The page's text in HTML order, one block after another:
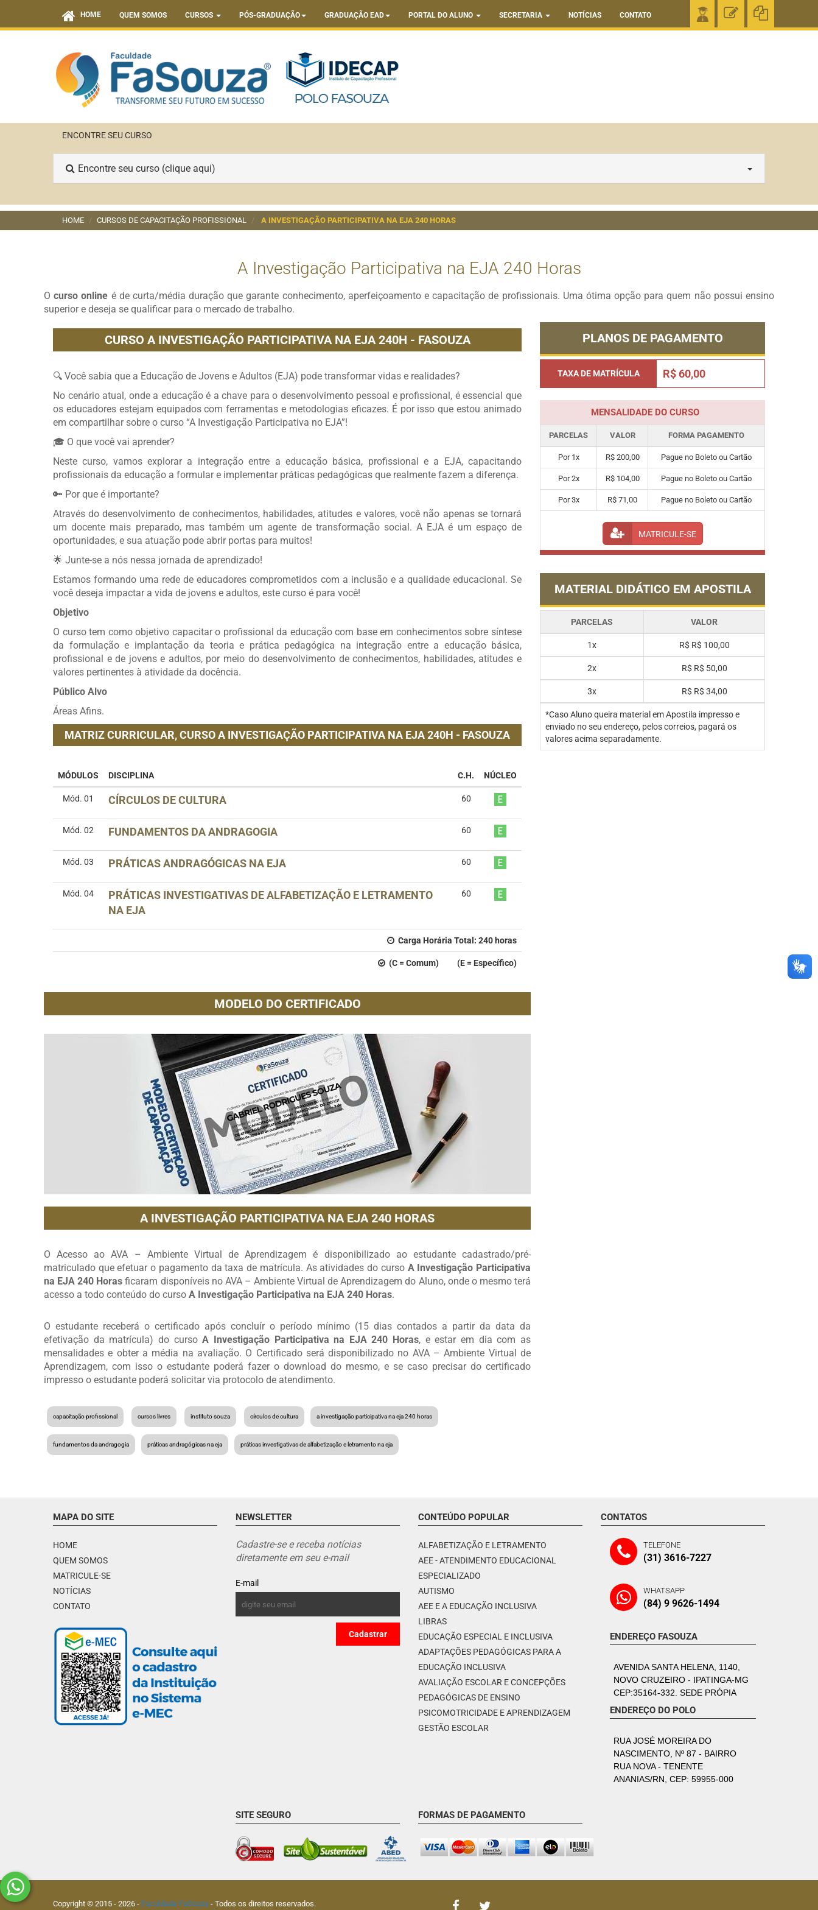
HOME QUEM SOMOS CURSOS PÓS-GRADUAÇÃO GRADUAÇÃO EAD PORTAL DO ALUNO SECRETARIA NOTÍCIAS CONTATO
ENCONTRE SEU CURSO
Encontre seu curso (clique aqui)
HOME CURSOS DE CAPACITAÇÃO PROFISSIONAL A INVESTIGAÇÃO PARTICIPATIVA NA EJA 240 HORAS
A Investigação Participativa na EJA 240 Horas
Ocurso online é de curta/média duração que garante conhecimento, aperfeiçoamento e capacitação de profissionais. Uma ótima opção para quem não possui ensino
superior e deseja se qualificar para o mercado de trabalho.
CURSO A INVESTIGAÇÃO PARTICIPATIVA NA EJA 240H - FASOUZA
🔍 Você sabia que a Educação de Jovens e Adultos (EJA) pode transformar vidas e realidades?
No cenário atual, onde a educação é a chave para o desenvolvimento pessoal e profissional, é essencial que
os educadores estejam equipados com ferramentas e metodologias eficazes. É por isso que estou animado
em compartilhar sobre o curso “A Investigação Participativa no EJA”!
🎓 O que você vai aprender?
Neste curso, vamos explorar a integração entre a educação básica, profissional e a EJA, capacitando
profissionais da educação a formular e implementar práticas pedagógicas que realmente fazem a diferença.
🔑 Por que é importante?
Através do desenvolvimento de conhecimentos, habilidades, atitudes e valores, você não apenas se tornará
um docente mais preparado, mas também um agente de transformação social. A EJA é um espaço de
oportunidades, e sua atuação pode abrir portas para muitos!
🌟 Junte-se a nós nessa jornada de aprendizado!
Estamos formando uma rede de educadores comprometidos com a inclusão e a qualidade educacional. Se
você deseja impactar a vida de jovens e adultos, este curso é para você!
Objetivo
O curso tem como objetivo capacitar o profissional da educação com base em conhecimentos sobre síntese
da formulação e implantação da teoria e prática pedagógica na integração entre a educação básica,
profissional e de jovens e adultos, por meio do desenvolvimento de conhecimentos, habilidades, atitudes e
valores pertinentes à atividade da docência.
Público Alvo
Áreas Afins.
MATRIZ CURRICULAR,CURSO A INVESTIGAÇÃO PARTICIPATIVA NA EJA 240H - FASOUZA
MÓDULOS DISCIPLINA C.H. NÚCLEO
Mód. 01 CÍRCULOS DE CULTURA 60
Mód. 02 FUNDAMENTOS DA ANDRAGOGIA 60
Mód. 03 PRÁTICAS ANDRAGÓGICAS NA EJA 60
Mód. 04
PRÁTICAS INVESTIGATIVAS DE ALFABETIZAÇÃO E LETRAMENTO
NA EJA
60
Carga Horária Total: 240 horas
(C = Comum) (E = Específico)
MODELO DO CERTIFICADO
A INVESTIGAÇÃO PARTICIPATIVA NA EJA 240 HORAS
O Acesso ao AVA – Ambiente Virtual de Aprendizagem é disponibilizado ao estudante cadastrado/pré-
matriculado que efetuar o pagamento da taxa de matrícula. As atividades do curso A Investigação Participativa
na EJA 240 Horas ficaram disponíveis no AVA – Ambiente Virtual de Aprendizagem do Aluno, onde o mesmo terá
acesso a todo conteúdo do curso A Investigação Participativa na EJA 240 Horas.
O estudante receberá o certificado após concluír o período mínimo (15 dias contados a partir da data da
efetivação da matrícula) do cursoA Investigação Participativa na EJA 240 Horas, e estar em dia com as
mensalidades e obter a média na avaliação. O Certificado será disponibilizado no AVA – Ambiente Virtual de
Aprendizagem, com isso o estudante poderá fazer o download do mesmo, e se caso precisar do certificado
impresso o estudante poderá solicitar via protocolo de atendimento.
capacitação profissional cursos livres instituto souza círculos de cultura a investigação participativa na eja 240 horas
fundamentos da andragogia práticas andragógicas na eja práticas investigativas de alfabetização e letramento na eja
PLANOS DE PAGAMENTO
TAXA DE MATRÍCULA R$ 60,00
MENSALIDADE DO CURSO
PARCELAS VALOR FORMA PAGAMENTO
Por 1x R$ 200,00 Pague no Boleto ou Cartão
Por 2x R$ 104,00 Pague no Boleto ou Cartão
Por 3x R$ 71,00 Pague no Boleto ou Cartão
MATRICULE-SE
MATERIAL DIDÁTICO EM APOSTILA
PARCELAS VALOR
1x R$ R$ 100,00
2x R$ R$ 50,00
3x R$ R$ 34,00
*Caso Aluno queira material em Apostila impresso e
enviado no seu endereço, pelos correios, pagará os
valores acima separadamente.
MAPA DO SITE
HOME
QUEM SOMOS
MATRICULE-SE
NOTÍCIAS
CONTATO
NEWSLETTER
Cadastre-se e receba notícias
diretamente em seu e-mail
E-mail
CONTEÚDO POPULAR
ALFABETIZAÇÃO E LETRAMENTO
AEE - ATENDIMENTO EDUCACIONAL
ESPECIALIZADO
AUTISMO
AEE E A EDUCAÇÃO INCLUSIVA
LIBRAS
EDUCAÇÃO ESPECIAL E INCLUSIVA
ADAPTAÇÕES PEDAGÓGICAS PARA A
EDUCAÇÃO INCLUSIVA
AVALIAÇÃO ESCOLAR E CONCEPÇÕES
PEDAGÓGICAS DE ENSINO
PSICOMOTRICIDADE E APRENDIZAGEM
GESTÃO ESCOLAR
CONTATOS
TELEFONE
(31) 3616-7227
WHATSAPP
(84) 9 9626-1494
ENDEREÇO FASOUZA
AVENIDA SANTA HELENA, 1140,
NOVO CRUZEIRO - IPATINGA-MG
CEP:35164-332. SEDE PRÓPIA
ENDEREÇO DO POLO
RUA JOSÉ MOREIRA DO
NASCIMENTO, Nº 87 - BAIRRO
RUA NOVA - TENENTE
ANANIAS/RN, CEP: 59955-000
SITE SEGURO FORMAS DE PAGAMENTO
Copyright © 2015 - 2026 - Faculdade FaSouza - Todos os direitos reservados.